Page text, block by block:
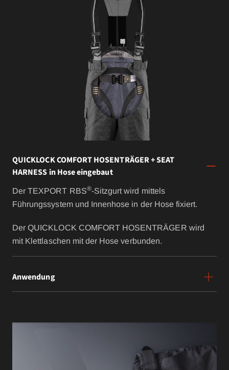
QUICKLOCK COMFORT HOSENTRÄGER + SEAT
HARNESS in Hose eingebaut
Der TEXPORT RBS®-Sitzgurt wird mittels
Führungssystem und Innenhose in der Hose fixiert.
Der QUICKLOCK COMFORT HOSENTRÄGER wird
mit Klettlaschen mit der Hose verbunden.
Anwendung